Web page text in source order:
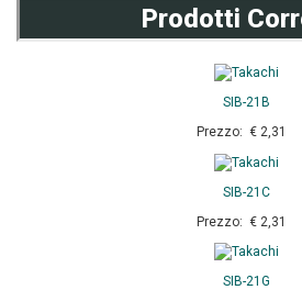
Prodotti
SIB-21B
Prezzo: € 2,31
SIB-21C
Prezzo: € 2,31
SIB-21G